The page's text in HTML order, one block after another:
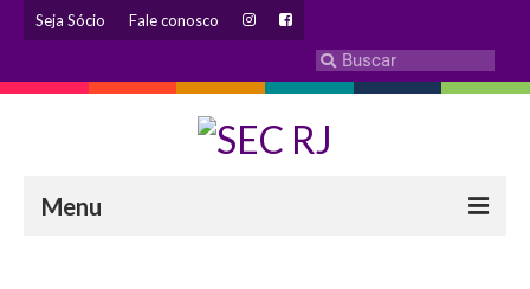
Seja Sócio Fale conosco
Menu